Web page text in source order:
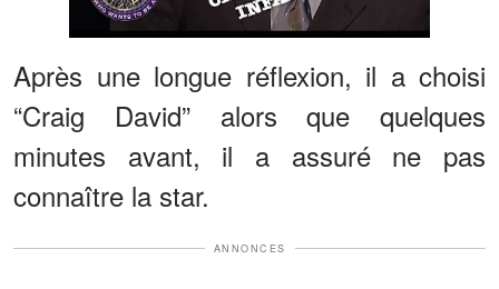
Après une longue réflexion, il a choisi
“Craig David” alors que quelques
minutes avant, il a assuré ne pas
connaître la star.
ANNONCES